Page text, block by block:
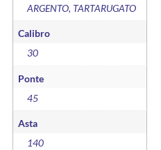
ARGENTO, TARTARUGATO
Calibro
30
Ponte
45
Asta
140